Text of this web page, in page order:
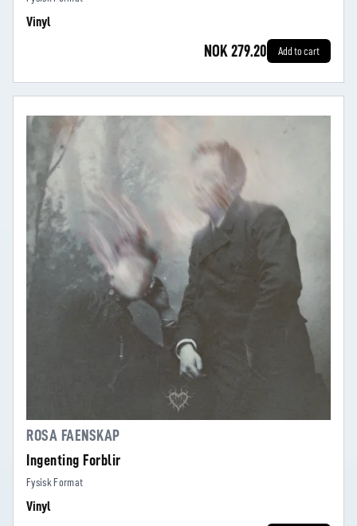
Vinyl
NOK 279.20 Add to cart
ROSA FAENSKAP
Ingenting Forblir
Fysisk Format
Vinyl